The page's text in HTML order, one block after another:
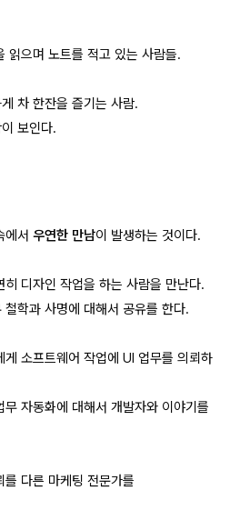
읽으며 노트를 적고 있는 사람들.
차 한잔을 즐기는 사람.
보인다.
에서 우연한 만남이 발생하는 것이다.
디자인 작업을 하는 사람을 만난다.
학과 사명에 대해서 공유를 한다.
소프트웨어 작업에 UI 업무를 의뢰하
자동화에 대해서 개발자와 이야기를
다른 마케팅 전문가를